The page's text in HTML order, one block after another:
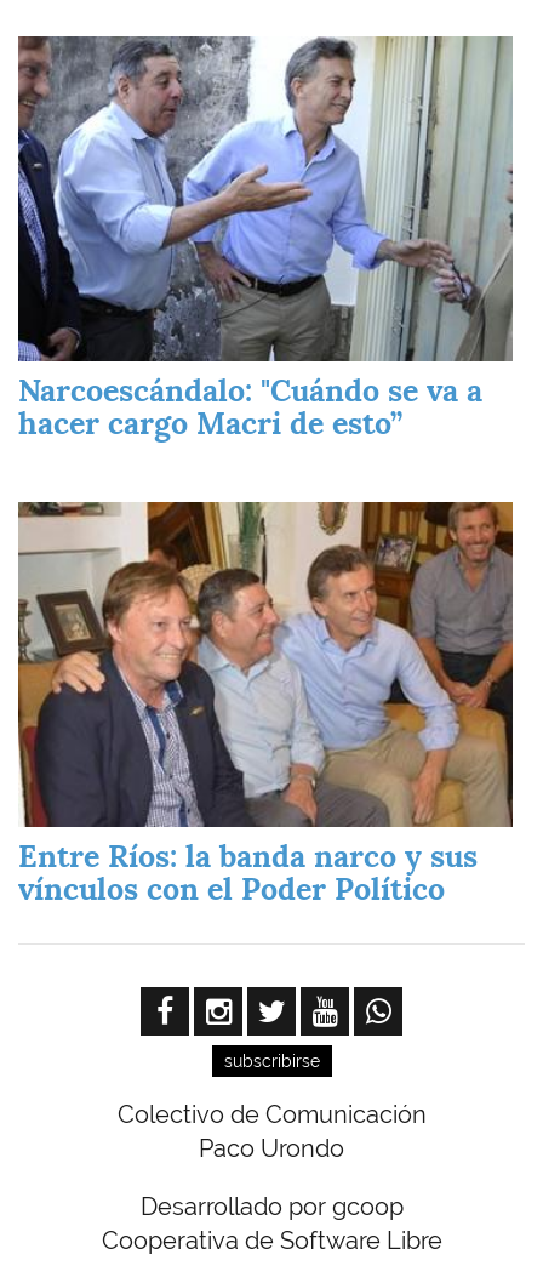
Imagen
Narcoescándalo: "Cuándo se va a
hacer cargo Macri de esto”
Imagen
Entre Ríos: la banda narco y sus
vínculos con el Poder Político
subscribirse
Colectivo de Comunicación
Paco Urondo
Desarrollado por gcoop
Cooperativa de Software Libre